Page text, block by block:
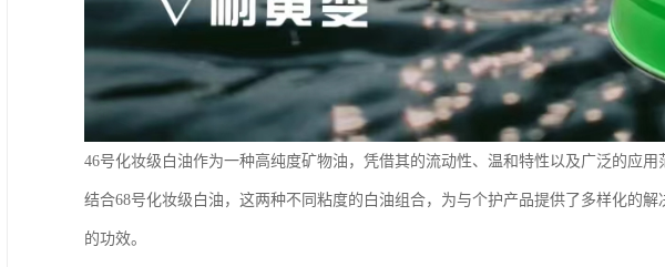
46号化妆级白油作为一种高纯度矿物油，凭借其的流动性、温和特性以及广泛的应用
结合68号化妆级白油，这两种不同粘度的白油组合，为与个护产品提供了多样化的
的功效。